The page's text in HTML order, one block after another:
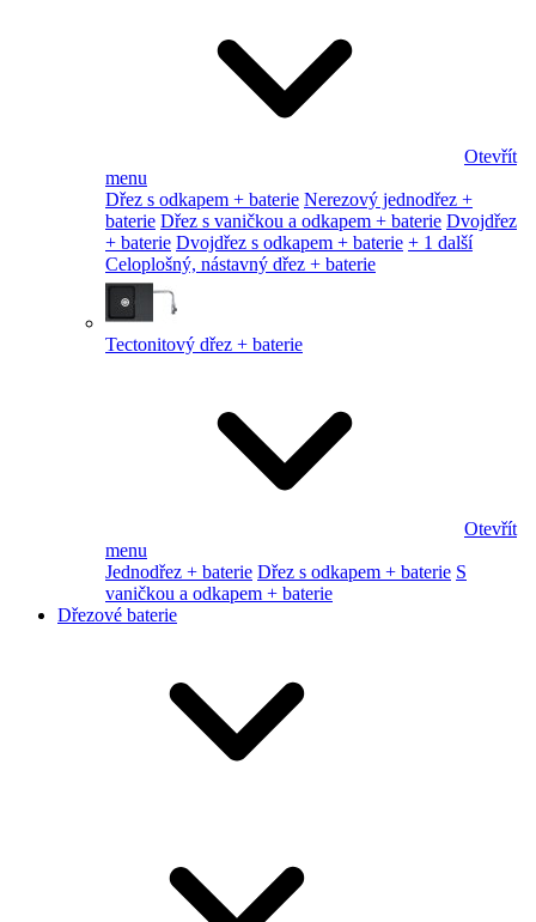
Otevřít
menu
Dřez s odkapem + baterie Nerezový jednodřez +
baterie Dřez s vaničkou a odkapem + baterie Dvojdřez
+ baterie Dvojdřez s odkapem + baterie + 1 další
Celoplošný, nástavný dřez + baterie
Tectonitový dřez + baterie
Otevřít
menu
Jednodřez + baterie Dřez s odkapem + baterie S
vaničkou a odkapem + baterie
Dřezové baterie